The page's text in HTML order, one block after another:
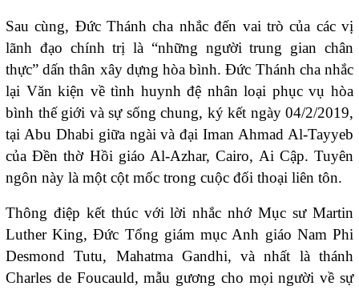
Sau cùng, Đức Thánh cha nhắc đến vai trò của các vị
lãnh đạo chính trị là “những người trung gian chân
thực” dấn thân xây dựng hòa bình. Đức Thánh cha nhắc
lại Văn kiện về tình huynh đệ nhân loại phục vụ hòa
bình thế giới và sự sống chung, ký kết ngày 04/2/2019,
tại Abu Dhabi giữa ngài và đại Iman Ahmad Al-Tayyeb
của Đền thờ Hồi giáo Al-Azhar, Cairo, Ai Cập. Tuyên
ngôn này là một cột mốc trong cuộc đối thoại liên tôn.
Thông điệp kết thúc với lời nhắc nhớ Mục sư Martin
Luther King, Đức Tổng giám mục Anh giáo Nam Phi
Desmond Tutu, Mahatma Gandhi, và nhất là thánh
Charles de Foucauld, mẫu gương cho mọi người về sự